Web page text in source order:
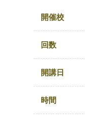
開催校
回数
開講日
時間